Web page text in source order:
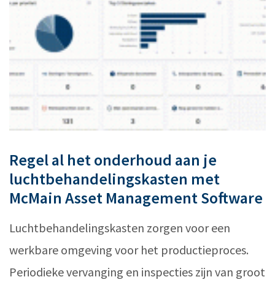
Regel al het onderhoud aan je
luchtbehandelingskasten met
McMain Asset Management Software
Luchtbehandelingskasten zorgen voor een
werkbare omgeving voor het productieproces.
Periodieke vervanging en inspecties zijn van groot